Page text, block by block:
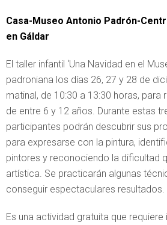
Casa-Museo Antonio Padrón-
en Gáldar
El taller infantil ‘Una Navidad en el
padroniana los días 26, 27 y 28 de
matinal, de 10:30 a 13:30 horas, para
de entre 6 y 12 años. Durante estas
participantes podrán descubrir sus
para expresarse con la pintura,
pintores y reconociendo la dificultad
artística. Se practicarán algunas
conseguir espectaculares resultados.
Es una actividad gratuita que requiere